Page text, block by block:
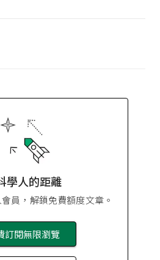
學人的距離
員，解鎖免費額度文章。
訂閱無限瀏覽